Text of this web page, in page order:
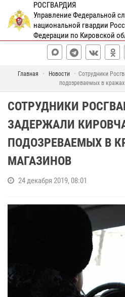
РОСГВАРДИЯ
Управление Федеральной
национальной гвардии
Федерации по Кировской
Главная Новости
Сотрудники
подозреваемых в
СОТРУДНИКИ
ЗАДЕРЖАЛИ
ПОДОЗРЕВАЕМЫХ В
МАГАЗИНОВ
24 декабря 2019, 08:01